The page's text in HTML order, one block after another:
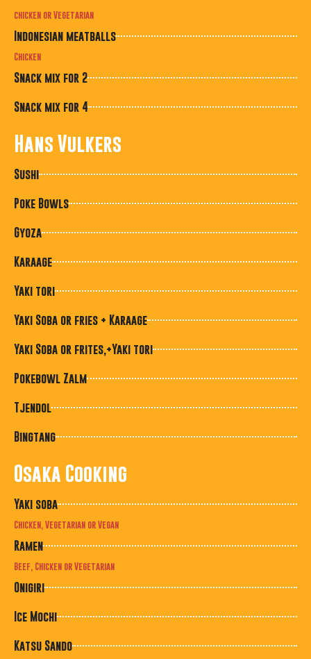
chicken or Vegetarian
Indonesian meatballs
Chicken
Snack mix for 2
Snack mix for 4
Hans Vulkers
Sushi
Poke Bowls
Gyoza
Karaage
Yaki tori
Yaki Soba or fries + Karaage
Yaki Soba or frites,+Yaki tori
Pokebowl Zalm
Tjendol
Bingtang
Osaka Cooking
Yaki soba
Chicken, Vegetarian or Vegan
Ramen
Beef, Chicken or Vegetarian
Onigiri
Ice Mochi
Katsu Sando